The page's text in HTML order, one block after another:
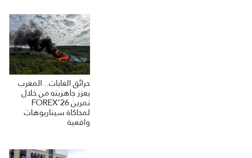
حرائق الغابات.. المغرب
يعزز جاهزيته من خلال
تمرين FOREX’26
لمحاكاة سيناريوهات
واقعية